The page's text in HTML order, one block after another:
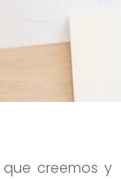
creemos y